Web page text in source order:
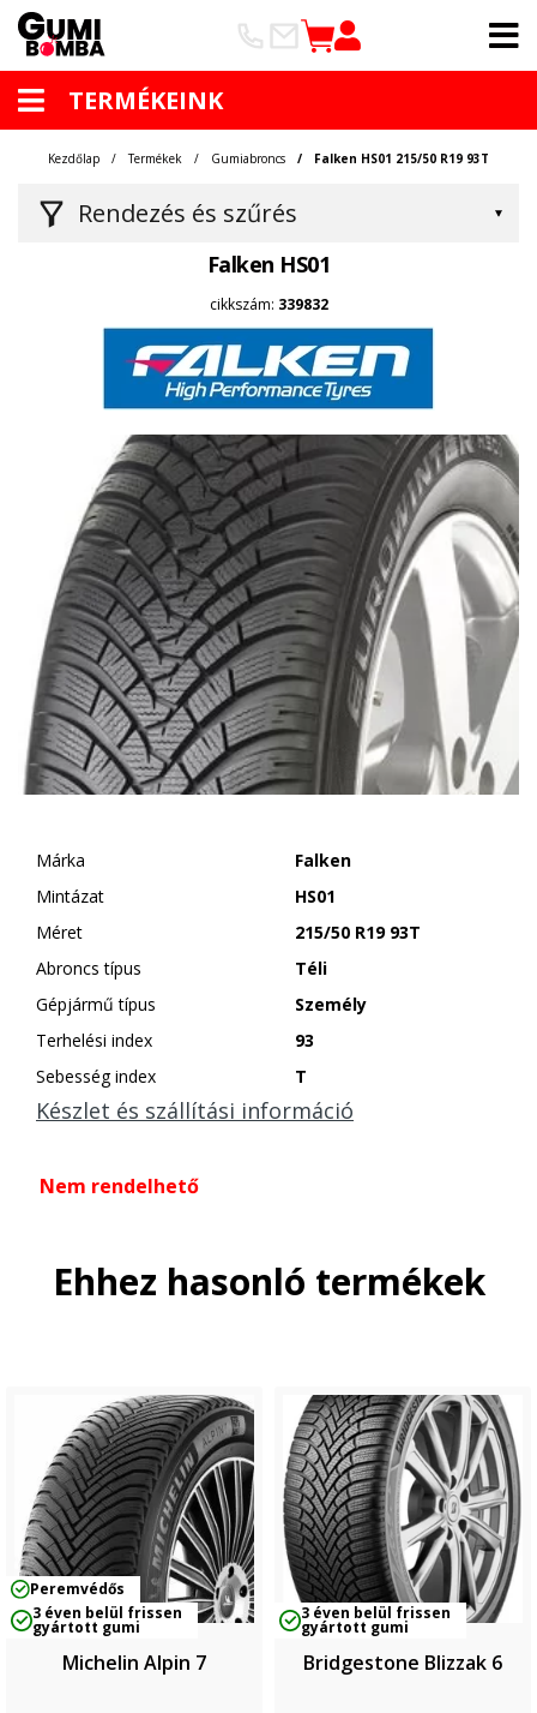
TERMÉKEINK
Rendezés és szűrés
Kezdőlap Termékek Gumiabroncs Falken HS01 215/50 R19 93T
Falken HS01
cikkszám: 339832
Márka
Falken
Mintázat
HS01
Méret
215/50 R19 93T
Abroncs típus
Téli
Gépjármű típus
Személy
Terhelési index
93
Sebesség index
T
Készlet és szállítási információ
Nem rendelhető
Ehhez hasonló termékek
Peremvédős
3 éven belül frissen
gyártott gumi
Michelin Alpin 7
3 éven belül frissen
gyártott gumi
Bridgestone Blizzak 6